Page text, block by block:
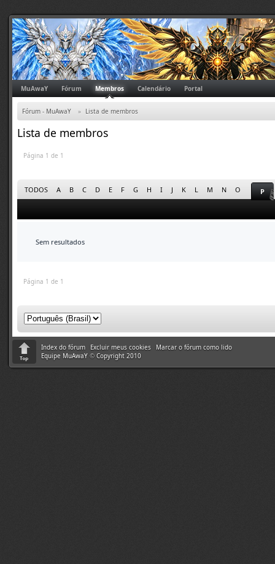
MuAwaY Fórum Membros Calendário Portal
Fórum - MuAwaY » Lista de membros
Lista de membros
Página 1 de 1
TODOS A B C D E F G H I J K L M N O P
Sem resultados
Página 1 de 1
Index do fórum Excluir meus cookies
Marcar o fórum como lido
Equipe MuAwaY © Copyright 2010